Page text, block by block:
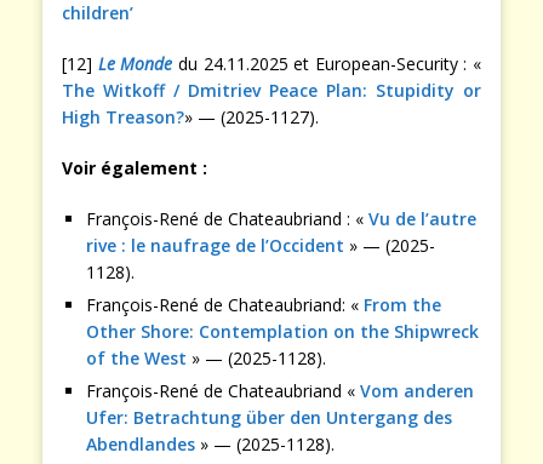
children’
[12] Le Monde du 24.11.2025 et European-Security : «
The Witkoff / Dmitriev Peace Plan: Stupidity or
High Treason?» — (2025-1127).
Voir également :
François-René de Chateaubriand : « Vu de l’autre
rive : le naufrage de l’Occident » — (2025-
1128).
François-René de Chateaubriand: « From the
Other Shore: Contemplation on the Shipwreck
of the West » — (2025-1128).
François-René de Chateaubriand « Vom anderen
Ufer: Betrachtung über den Untergang des
Abendlandes » — (2025-1128).